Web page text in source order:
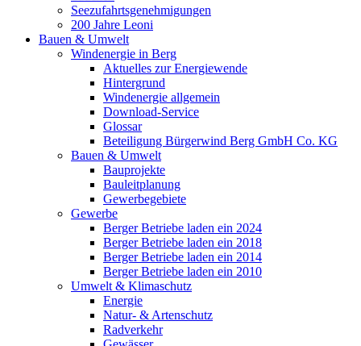
Seezufahrtsgenehmigungen
200 Jahre Leoni
Bauen & Umwelt
Windenergie in Berg
Aktuelles zur Energiewende
Hintergrund
Windenergie allgemein
Download-Service
Glossar
Beteiligung Bürgerwind Berg GmbH Co. KG
Bauen & Umwelt
Bauprojekte
Bauleitplanung
Gewerbegebiete
Gewerbe
Berger Betriebe laden ein 2024
Berger Betriebe laden ein 2018
Berger Betriebe laden ein 2014
Berger Betriebe laden ein 2010
Umwelt & Klimaschutz
Energie
Natur- & Artenschutz
Radverkehr